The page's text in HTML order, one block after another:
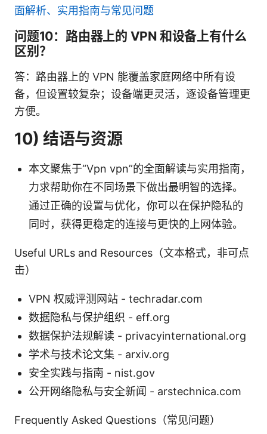
面解析、实用指南与常见问题
问题10：路由器上的 VPN 和设备上有什么
区别？
答：路由器上的 VPN 能覆盖家庭网络中所有设
备，但设置较复杂；设备端更灵活，逐设备管理更
方便。
10) 结语与资源
本文聚焦于“Vpn vpn”的全面解读与实用指南，
力求帮助你在不同场景下做出最明智的选择。
通过正确的设置与优化，你可以在保护隐私的
同时，获得更稳定的连接与更快的上网体验。
Useful URLs and Resources（文本格式，非可点
击）
VPN 权威评测网站 - techradar.com
数据隐私与保护组织 - eff.org
数据保护法规解读 - privacyinternational.org
学术与技术论文集 - arxiv.org
安全实践与指南 - nist.gov
公开网络隐私与安全新闻 - arstechnica.com
Frequently Asked Questions（常见问题）